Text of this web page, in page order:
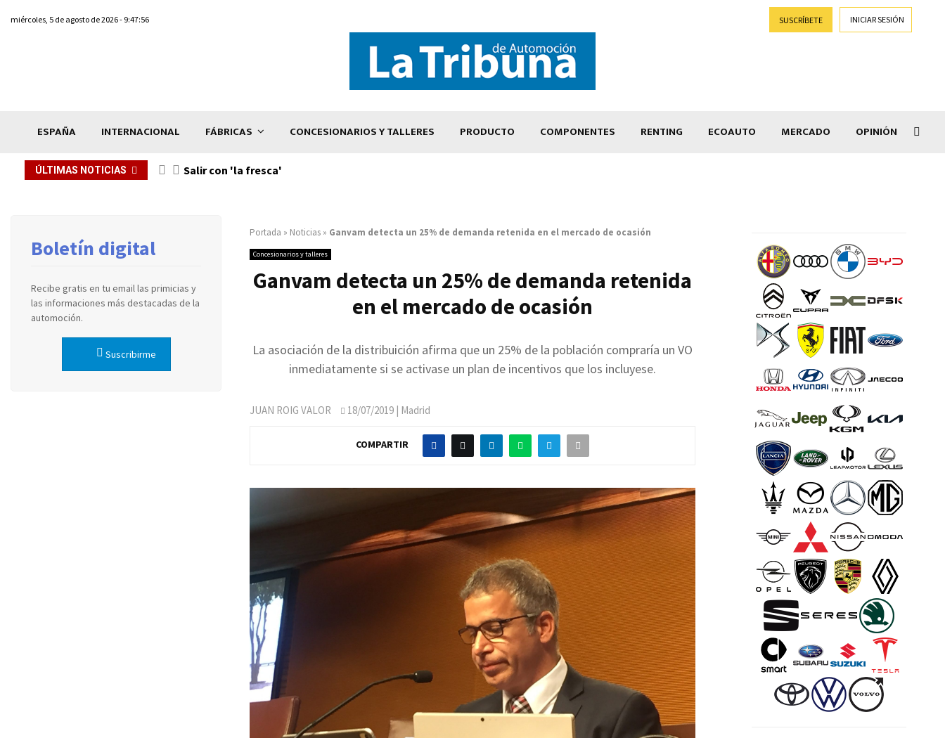
miércoles, 5 de agosto de 2026 - 9:47:56 SUSCRÍBETE INICIAR SESIÓN
ESPAÑA INTERNACIONAL FÁBRICAS CONCESIONARIOS Y TALLERES PRODUCTO COMPONENTES RENTING ECOAUTO MERCADO OPINIÓN
ÚLTIMAS NOTICIAS Salir con 'la fresca'
Portada » Noticias » Ganvam detecta un 25% de demanda retenida en el mercado de ocasión
Concesionarios y talleres
Ganvam detecta un 25% de demanda retenida
en el mercado de ocasión
La asociación de la distribuición afirma que un 25% de la población compraría un VO
inmediatamente si se activase un plan de incentivos que los incluyese.
JUAN ROIG VALOR 18/07/2019 | Madrid
COMPARTIR
Boletín digital
Recibe gratis en tu email las primicias y
las informaciones más destacadas de la
automoción.
Suscribirme